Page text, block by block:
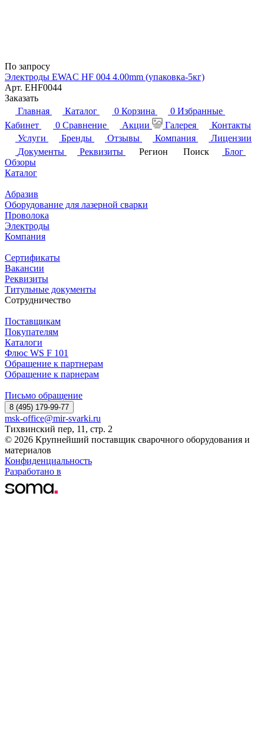
По запросу
Электроды EWAC HF 004 4.00mm (упаковка-5кг)
Арт. EHF0044
Заказать
Главная
Каталог 0 Корзина 0 Избранные
Кабинет
0 Сравнение Акции Галерея
Контакты
Услуги
Бренды Отзывы Компания
Лицензии
Документы
Реквизиты Регион Поиск
Блог
Обзоры
Каталог
Абразив
Оборудование для лазерной сварки
Проволока
Электроды
Компания
Сертификаты
Вакансии
Реквизиты
Титульные документы
Сотрудничество
Поставщикам
Покупателям
Каталоги
Флюс WS F 101
Обращение к партнерам
Обращение к парнерам
Письмо обращение
8 (495) 179-99-77
msk-office@mir-svarki.ru
Тихвинский пер, 11, стр. 2
© 2026 Крупнейший поставщик сварочного оборудования и
материалов
Конфиденциальность
Разработано в